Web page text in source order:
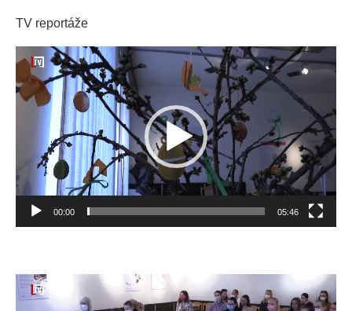
TV reportáže
Video
prehrávač
00:00 05:46
Video
prehrávač